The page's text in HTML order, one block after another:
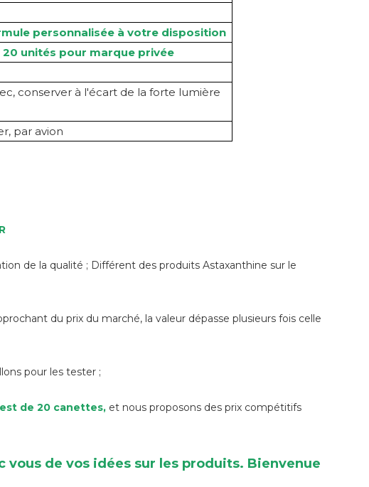
personnalisée à votre disposition
unités pour marque privée
conserver à l'écart de la forte lumière
par avion
de la qualité ; Différent des produits Astaxanthine sur le
du prix du marché, la valeur dépasse plusieurs fois celle
pour les tester ;
de 20 canettes, et nous proposons des prix compétitifs
de vos idées sur les produits. Bienvenue